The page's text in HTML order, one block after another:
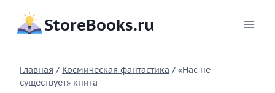
содержимому
StoreBooks.ru
Главная / Космическая фантастика / «Нас не
существует» книга